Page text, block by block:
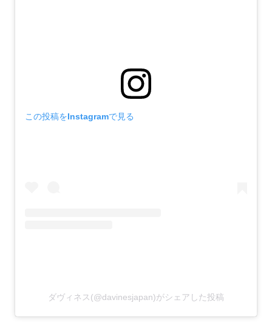
この投稿をInstagramで見る
ダヴィネス(@davinesjapan)がシェアした投稿